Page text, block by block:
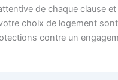
de chaque clause
choix de logement
contre un